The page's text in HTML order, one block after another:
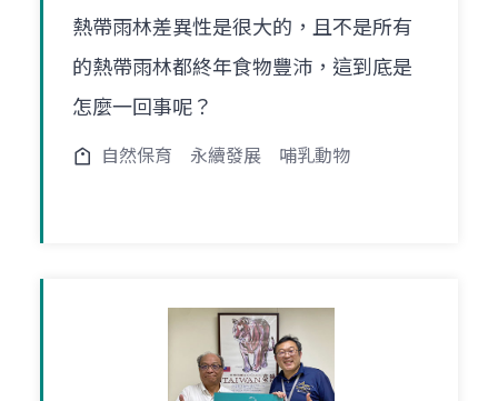
熱帶雨林差異性是很大的，且不是所有
的熱帶雨林都終年食物豐沛，這到底是
怎麼一回事呢？
自然保育 永續發展 哺乳動物